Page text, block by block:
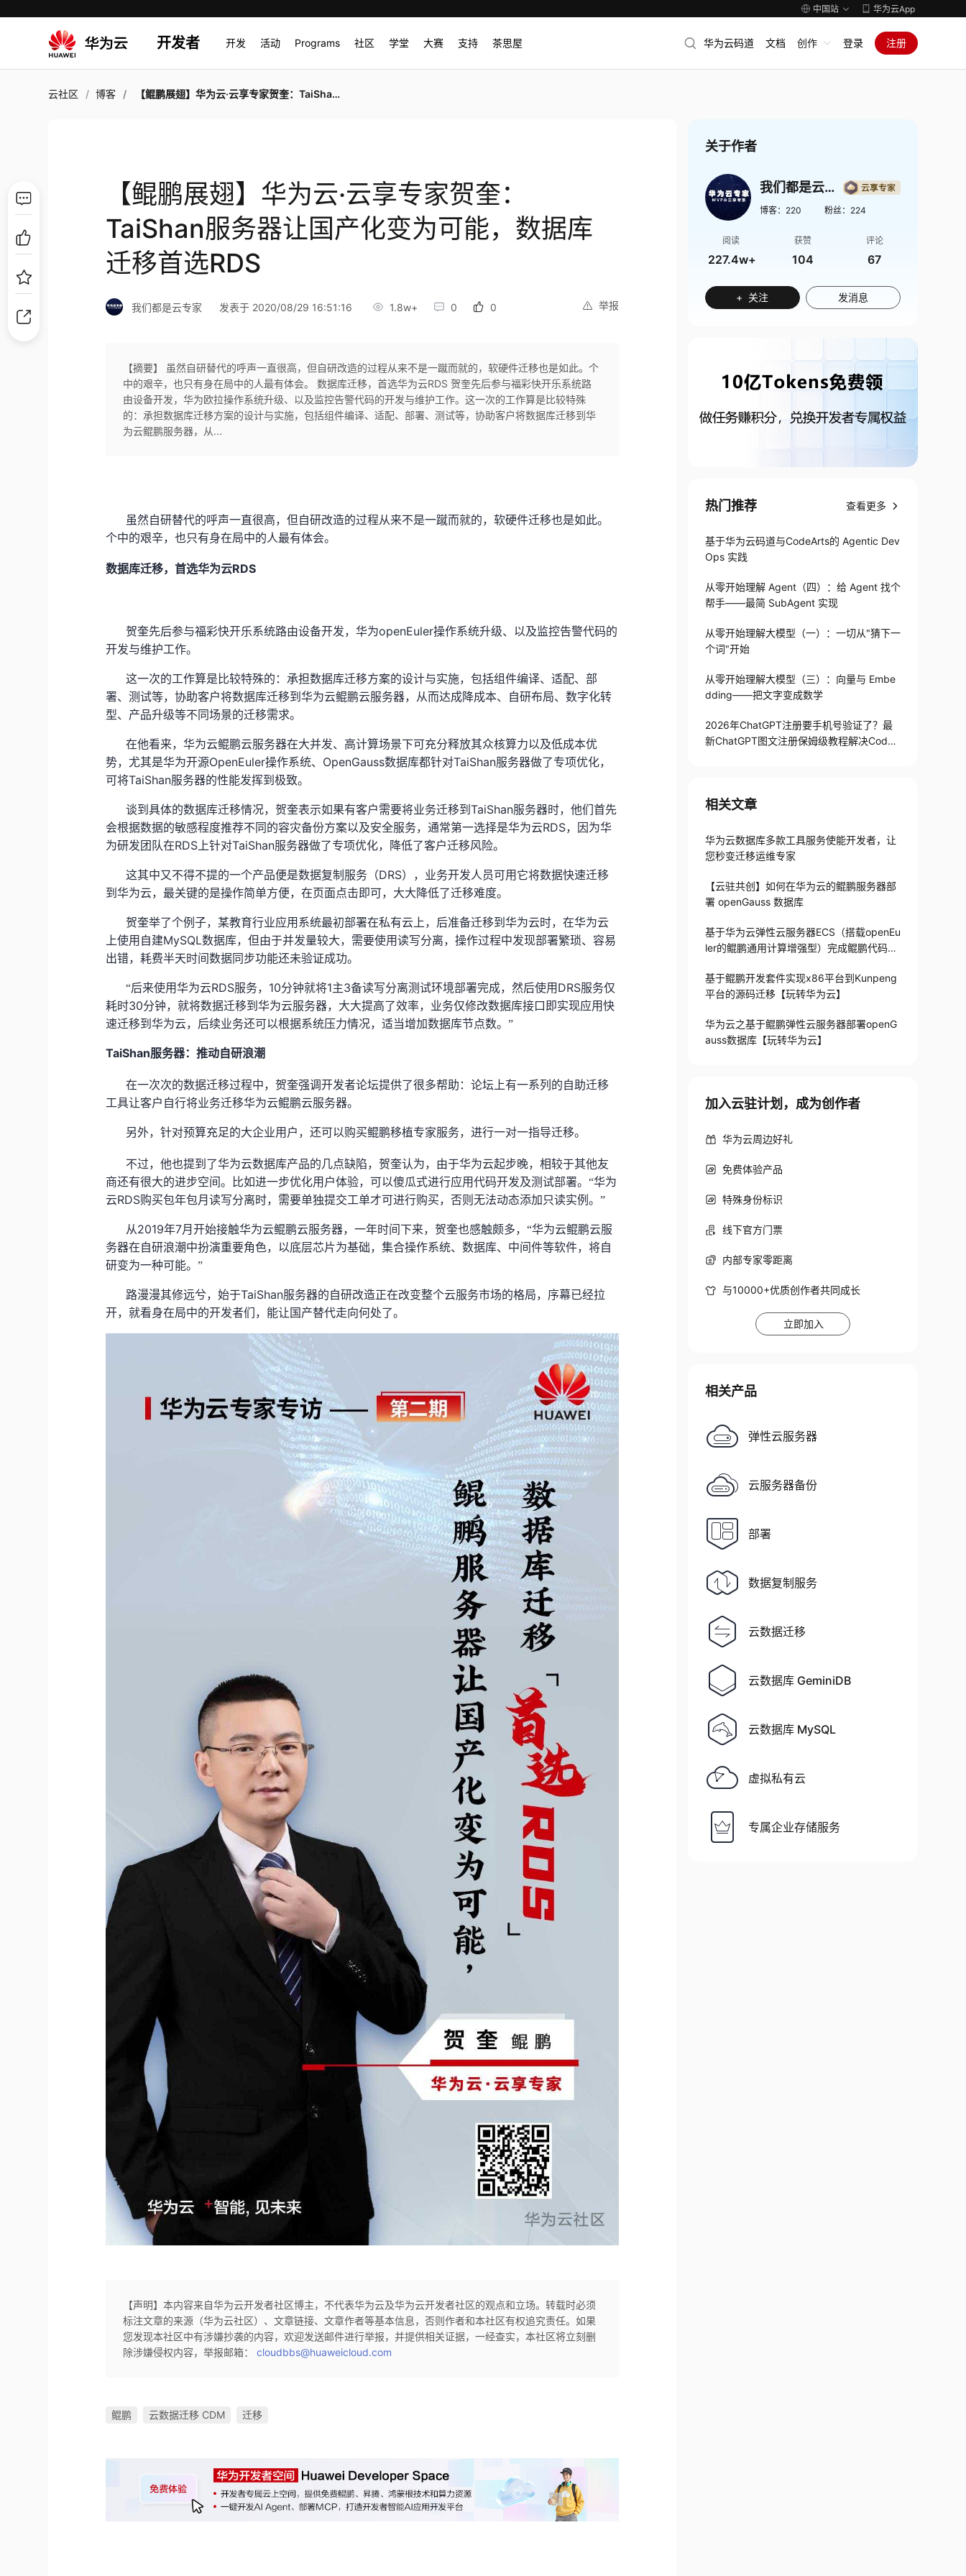
中国站 华为云App
开发者 开发 活动 Programs 社区 学堂 大赛 支持 茶思屋 华为云码道 文档 创作 登录 注册
云社区 博客 【鲲鹏展翅】华为云·云享专家贺奎：TaiShan服务器让国产化变为可能，数据库迁移首选RDS
【鲲鹏展翅】华为云·云享专家贺奎：
TaiShan服务器让国产化变为可能，数据库
迁移首选RDS
举报
我们都是云专家 发表于 2020/08/29 16:51:16 1.8w+ 0 0
【摘要】 虽然自研替代的呼声一直很高，但自研改造的过程从来不是一蹴而就的，软硬件迁移也是如此。个
中的艰辛，也只有身在局中的人最有体会。 数据库迁移，首选华为云RDS 贺奎先后参与福彩快开乐系统路
由设备开发，华为欧拉操作系统升级、以及监控告警代码的开发与维护工作。这一次的工作算是比较特殊
的：承担数据库迁移方案的设计与实施，包括组件编译、适配、部署、测试等，协助客户将数据库迁移到华
为云鲲鹏服务器，从...
虽然自研替代的呼声一直很高，但自研改造的过程从来不是一蹴而就的，软硬件迁移也是如此。
个中的艰辛，也只有身在局中的人最有体会。
数据库迁移，首选华为云RDS
贺奎先后参与福彩快开乐系统路由设备开发，华为openEuler操作系统升级、以及监控告警代码的
开发与维护工作。
这一次的工作算是比较特殊的：承担数据库迁移方案的设计与实施，包括组件编译、适配、部
署、测试等，协助客户将数据库迁移到华为云鲲鹏云服务器，从而达成降成本、自研布局、数字化转
型、产品升级等不同场景的迁移需求。
在他看来，华为云鲲鹏云服务器在大并发、高计算场景下可充分释放其众核算力以及低成本优
势，尤其是华为开源OpenEuler操作系统、 OpenGauss数据库都针对TaiShan服务器做了专项优化，
可将TaiShan服务器的性能发挥到极致。
谈到具体的数据库迁移情况，贺奎表示如果有客户需要将业务迁移到TaiShan服务器时，他们首先
会根据数据的敏感程度推荐不同的容灾备份方案以及安全服务，通常第一选择是华为云RDS，因为华
为研发团队在RDS 上针对TaiShan服务器做了专项优化，降低了客户迁移风险。
这其中又不得不提的一个产品便是数据复制服务（DRS），业务开发人员可用它将数据快速迁移
到华为云，最关键的是操作简单方便，在页面点击即可，大大降低了迁移难度。
贺奎举了个例子，某教育行业应用系统最初部署在私有云上，后准备迁移到华为云时，在华为云
上使用自建MySQL数据库，但由于并发量较大，需要使用读写分离，操作过程中发现部署繁琐、容易
出错，耗费半天时间数据同步功能还未验证成功。
“后来使用华为云RDS服务， 10分钟就将1主3备读写分离测试环境部署完成，然后使用 DRS服务仅
耗时30分钟，就将数据迁移到华为云服务器，大大提高了效率，业务仅修改数据库接口即实现应用快
速迁移到华为云，后续业务还可以根据系统压力情况，适当增加数据库节点数。”
TaiShan服务器：推动自研浪潮
在一次次的数据迁移过程中，贺奎强调开发者论坛提供了很多帮助：论坛上有一系列的自助迁移
工具让客户自行将业务迁移华为云鲲鹏云服务器。
另外，针对预算充足的大企业用户，还可以购买鲲鹏移植专家服务，进行一对一指导迁移。
不过，他也提到了华为云数据库产品的几点缺陷，贺奎认为，由于华为云起步晚，相较于其他友
商还有很大的进步空间。比如进一步优化用户体验，可以傻瓜式进行应用代码开发及测试部署。“华为
云RDS购买包年包月读写分离时，需要单独提交工单才可进行购买，否则无法动态添加只读实例。”
从2019年7月开始接触华为云鲲鹏云服务器，一年时间下来，贺奎也感触颇多，“华为云鲲鹏云服
务器在自研浪潮中扮演重要角色，以底层芯片为基础，集合操作系统、数据库、中间件等软件，将自
研变为一种可能。”
路漫漫其修远兮，始于TaiShan服务器的自研改造正在改变整个云服务市场的格局，序幕已经拉
开，就看身在局中的开发者们，能让国产替代走向何处了。
【声明】本内容来自华为云开发者社区博主，不代表华为云及华为云开发者社区的观点和立场。转载时必须
标注文章的来源（华为云社区）、文章链接、文章作者等基本信息，否则作者和本社区有权追究责任。如果
您发现本社区中有涉嫌抄袭的内容，欢迎发送邮件进行举报，并提供相关证据，一经查实，本社区将立刻删
除涉嫌侵权内容，举报邮箱：cloudbbs@huaweicloud.com
鲲鹏 云数据迁移 CDM 迁移
关于作者
我们都是云专家
博客： 220 粉丝： 224
阅读
227.4w+
获赞
104
评论
67
+ 关注 发消息
热门推荐 查看更多
基于华为云码道与CodeArts的 Agentic Dev
Ops 实践
从零开始理解 Agent（四）：给 Agent 找个
帮手——最简 SubAgent 实现
从零开始理解大模型（一）：一切从"猜下一
个词"开始
从零开始理解大模型（三）：向量与 Embe
dding——把文字变成数学
2026年ChatGPT注册要手机号验证了？最
新ChatGPT图文注册保姆级教程解决Codex
相关文章
华为云数据库多款工具服务使能开发者，让
您秒变迁移运维专家
【云驻共创】如何在华为云的鲲鹏服务器部
署 openGauss 数据库
基于华为云弹性云服务器ECS（搭载openEu
ler的鲲鹏通用计算增强型）完成鲲鹏代码迁
基于鲲鹏开发套件实现x86平台到Kunpeng
平台的源码迁移【玩转华为云】
华为云之基于鲲鹏弹性云服务器部署openG
auss数据库【玩转华为云】
加入云驻计划，成为创作者
华为云周边好礼
免费体验产品
特殊身份标识
线下官方门票
内部专家零距离
与10000+优质创作者共同成长
立即加入
相关产品
弹性云服务器
云服务器备份
部署
数据复制服务
云数据迁移
云数据库 GeminiDB
云数据库 MySQL
虚拟私有云
专属企业存储服务